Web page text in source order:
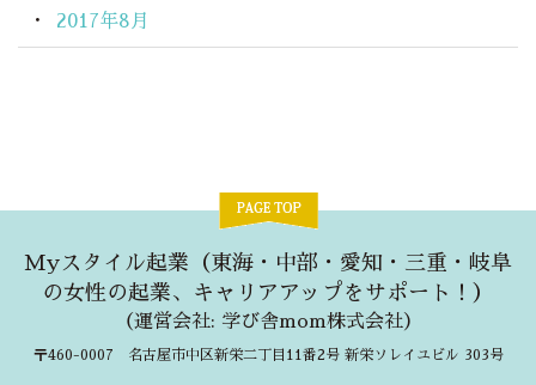
2017年8月
Myスタイル起業（東海・中部・愛知・三重・岐阜
の女性の起業、キャリアアップをサポート！）
（運営会社: 学び舎mom株式会社）
〒460-0007 名古屋市中区新栄二丁目11番2号 新栄ソレイユビル 303号